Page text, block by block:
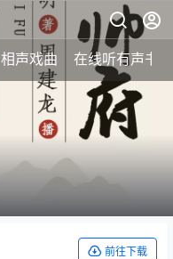
相声戏曲 在线听有声书
前往下载